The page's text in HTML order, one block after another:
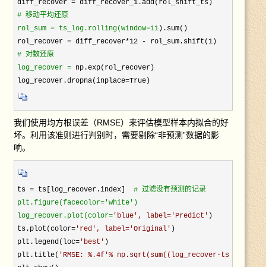
diff_recover =
# 移动平均还原
rol_sum = ts_log.rolling(window=11).sum()
rol_recover = diff_recover*12 - rol_sum.shift(1
# 对数还原
log_recover = np.exp(rol_recover)
log_recover.dropna(inplace=True)
我们使用均方根误差（RMSE）来评估模型样本内拟合的好
坏。利用该准则进行判别时，需要剔除“非预测”数据的影
响。
ts = ts[log_recover.index] # 过滤没有预测的记录
plt.figure(facecolor='white')
log_recover.plot(color= ' blue ', label= ' Predict ' )
ts.plot(color= ' red ', label= 'Original ' )
plt.legend(loc= ' best ' )
plt.title( ' RMSE: %.4f '% np.sqrt(sum((log_recover-ts)**2)/